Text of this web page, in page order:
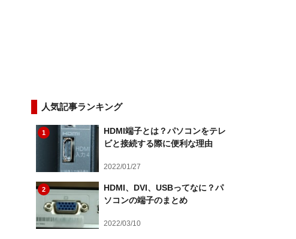
人気記事ランキング
1
HDMI端子とは？パソコンをテレ
ビと接続する際に便利な理由
2022/01/27
2
HDMI、DVI、USBってなに？パ
ソコンの端子のまとめ
2022/03/10